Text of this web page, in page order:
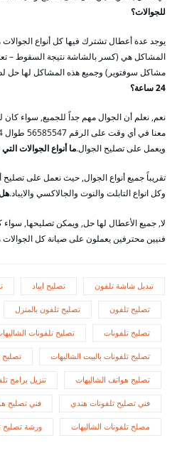
للجوالات؟
يوجد عدة أعطال تشترك فيها كل أنواع
المشاكل هي (كسر بالشاشة نتيجة السقوط –
مشاكل سوفتوير) وجميع هذه المشاكل لها حل
24 ساعة؟
نعم, نعلم أن الجوال مهم جداً للجميع, سواء كان
ويعمل على تصليح الجوال.ما أنواع الجوالات
تقريباً جميع أنواع الجوال, حيث نعمل على
وكل انواع التابلت والنوت والجالاكسي والايباد.
فنيين محترفين يعملون على صيانة كل
تبديل شاشة تلفون تصليح ايباد
تصليح تلفون تصليح تلفون بالمنزل
تصليح تلفونات تصليح تلفونات
تصليح تلفونات بالبيت الشاليهات تصليح
تصليح هواتف الشاليهات تنزيل برامج
فني تصليح تلفونات هندي فني تصليح
مصلح تلفونات الشاليهات ورشة تصليح